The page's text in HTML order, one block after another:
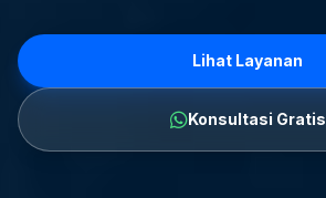
Lihat Layanan
Konsultasi Gratis